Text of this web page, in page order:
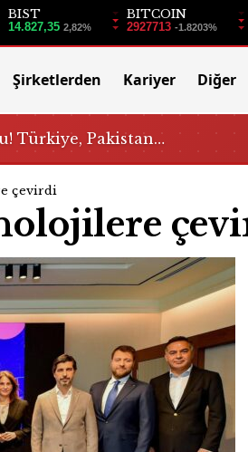
BIST
14.827,35 2,82%
BITCOIN
2927713 -1.8203%
Şirketlerden Kariyer Diğer
Türkiye, Pakistan…
çevirdi